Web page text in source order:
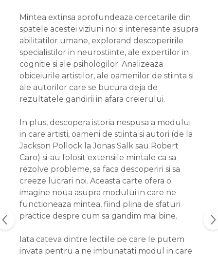
Mintea extinsa aprofundeaza cercetarile din
spatele acestei viziuni noi si interesante asupra
abilitatilor umane, explorand descoperirile
specialistilor in neurostiinte, ale expertilor in
cognitie si ale psihologilor. Analizeaza
obiceiurile artistilor, ale oamenilor de stiinta si
ale autorilor care se bucura deja de
rezultatele gandirii in afara creierului.
In plus, descopera istoria nespusa a modului
in care artisti, oameni de stiinta si autori (de la
Jackson Pollock la Jonas Salk sau Robert
Caro) si-au folosit extensiile mintale ca sa
rezolve probleme, sa faca descoperiri si sa
creeze lucrari noi. Aceasta carte ofera o
imagine noua asupra modului in care ne
functioneaza mintea, fiind plina de sfaturi
practice despre cum sa gandim mai bine.
Iata cateva dintre lectiile pe care le putem
invata pentru a ne imbunatati modul in care